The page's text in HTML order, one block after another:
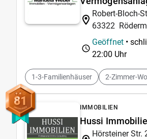
Robert-Bloch-
63322
Geöffnet •
22:00 Uhr
1-3-Familienhäuser 2-Zimmer-
81 IMMOBILIEN
Hussi
Hörsteiner Str.